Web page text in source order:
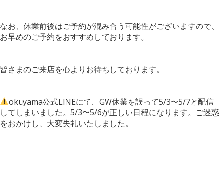
なお、休業前後はご予約が混み合う可能性がございますので、
お早めのご予約をおすすめしております。
皆さまのご来店を心よりお待ちしております。
okuyama公式LINEにて、GW休業を誤って5/3〜5/7と配信
してしまいました。5/3〜5/6が正しい日程になります。ご迷惑
をおかけし、大変失礼いたしました。